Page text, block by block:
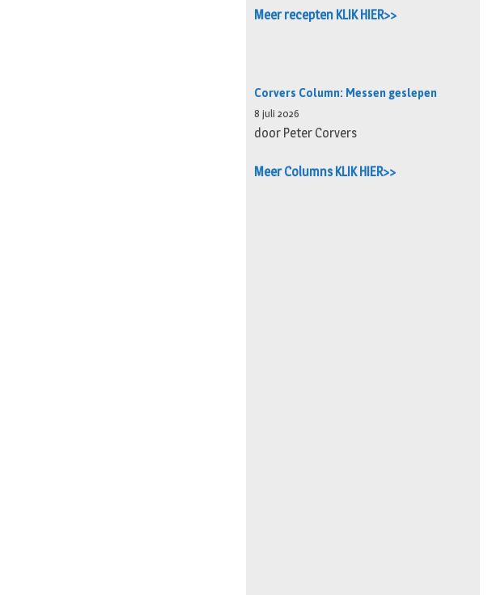
Meer recepten KLIK HIER>>
Corvers Column: Messen geslepen
8 juli 2026
door Peter Corvers
Meer Columns KLIK HIER>>